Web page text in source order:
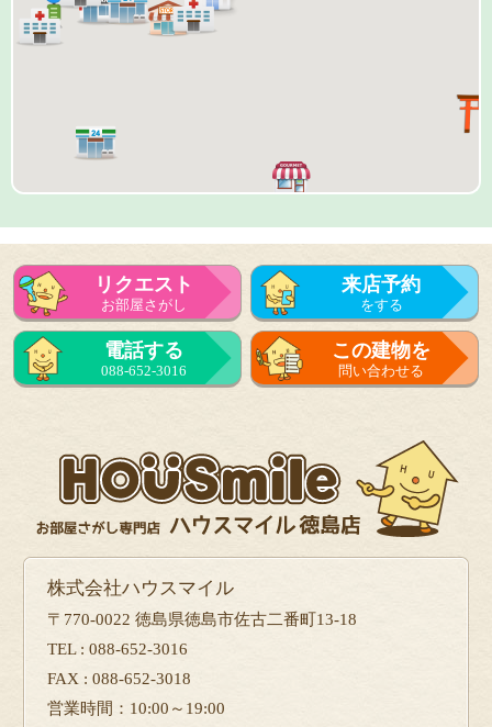
リクエスト
お部屋さがし
来店予約
をする
来店予約
をする
電話する
088-652-3016
この建物を
問い合わせる
株式会社ハウスマイル
〒770-0022 徳島県徳島市佐古二番町13-18
TEL : 088-652-3016
FAX : 088-652-3018
営業時間：10:00～19:00